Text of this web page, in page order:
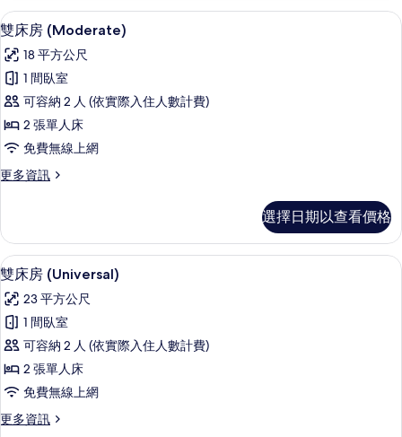
相
片
詳
情
顯
示
雙
床
房
(Moderate)
的
所
相
片
雙床房 (Moderate) | 高級寢具、客房
6
雙床房 (Moderate)
18 平方公尺
1 間臥室
可容納 2 人 (依實際入住人數計費)
2 張單人床
免費無線上網
更多資訊
更
房
(Moderate)
的
情
選擇日期以查看價格
顯
示
雙
床
房
(Universal)
的
所
雙床房 (Universal) | 高級寢具、客房
5
雙床房 (Universal)
23 平方公尺
1 間臥室
可容納 2 人 (依實際入住人數計費)
2 張單人床
免費無線上網
更多資訊
更